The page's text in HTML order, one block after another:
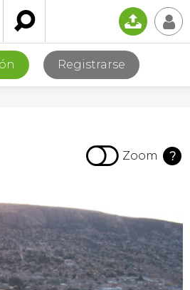
 📤 👤
Registrarse
 Zoom ?